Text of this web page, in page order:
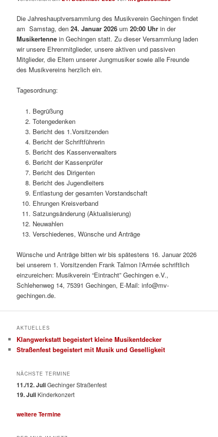
Die Jahreshauptversammlung des Musikverein Gechingen findet
am Samstag, den24. Januar 2026 um20:00 Uhr in der
Musikertenne in Gechingen statt. Zu dieser Versammlung laden
wir unsere Ehrenmitglieder, unsere aktiven und passiven
Mitglieder, die Eltern unserer Jungmusiker sowie alle Freunde
des Musikvereins herzlich ein.
Tagesordnung:
Begrüßung
Totengedenken
Bericht des 1.Vorsitzenden
Bericht der Schriftführerin
Bericht des Kassenverwalters
Bericht der Kassenprüfer
Bericht des Dirigenten
Bericht des Jugendleiters
Entlastung der gesamten Vorstandschaft
Ehrungen Kreisverband
Satzungsänderung (Aktualisierung)
Neuwahlen
Verschiedenes, Wünsche und Anträge
Wünsche und Anträge bitten wir bis spätestens 16. Januar 2026
bei unserem 1. Vorsitzenden Frank Talmon l‘Armée schriftlich
einzureichen: Musikverein “Eintracht” Gechingen e.V.,
Schlehenweg 14, 75391 Gechingen, E-Mail: info@mv-
gechingen.de.
AKTUELLES
Klangwerkstatt begeistert kleine Musikentdecker
Straßenfest begeistert mit Musik und Geselligkeit
NÄCHSTE TERMINE
11./12. JuliGechinger Straßenfest
19. Juli Kinderkonzert
weitere Termine